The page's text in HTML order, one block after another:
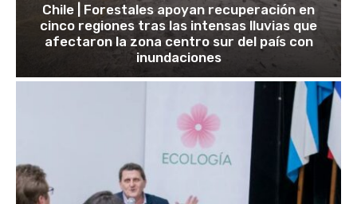
Chile | Forestales apoyan recuperación en
cinco regiones tras las intensas lluvias que
afectaron la zona centro sur del país con
inundaciones